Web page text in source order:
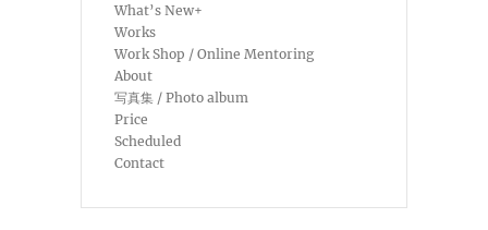
What’s New+
Works
Work Shop / Online Mentoring
About
写真集 / Photo album
Price
Scheduled
Contact